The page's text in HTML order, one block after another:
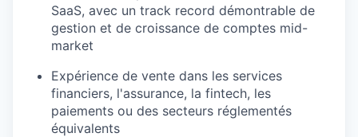
SaaS, avec un track record démontrable de
gestion et de croissance de comptes mid-
market
Expérience de vente dans les services
financiers, l'assurance, la fintech, les
paiements ou des secteurs réglementés
équivalents